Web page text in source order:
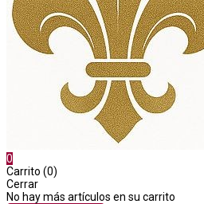
0
Carrito (0)
Cerrar
No hay más artículos en su carrito